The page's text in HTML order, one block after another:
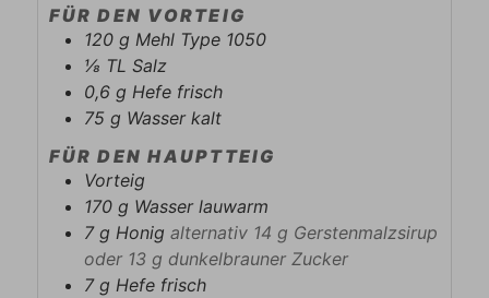
FÜR DEN VORTEIG
120 g Mehl Type 1050
⅛ TL Salz
0,6 g Hefe frisch
75 g Wasser kalt
FÜR DEN HAUPTTEIG
Vorteig
170 g Wasser lauwarm
7 g Honig alternativ 14 g Gerstenmalzsirup
oder 13 g dunkelbrauner Zucker
7 g Hefe frisch